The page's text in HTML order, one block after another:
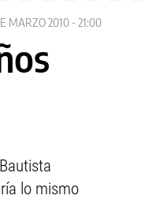
MARZO 2010 - 21:00
lo mismo